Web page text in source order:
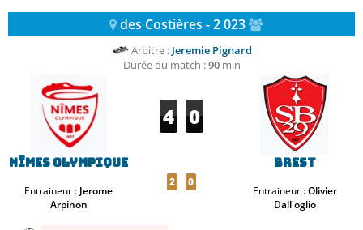
des Costières - 2 023
Arbitre : Jeremie Pignard
Durée du match :90min
Nîmes Olympique
Entraineur : Jerome
Arpinon
4 0
2 0
Brest
Entraineur :Olivier
Dall'oglio